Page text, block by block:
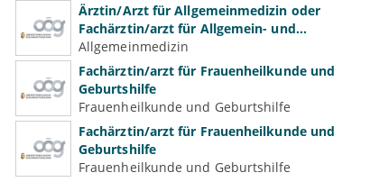
Ärztin/Arzt für Allgemeinmedizin oder
Fachärztin/arzt für Allgemein- und
Familienmedizin für Psychiatrie und
Psychotherapeutische Medizin
Allgemeinmedizin
Fachärztin/arzt für Frauenheilkunde und
Geburtshilfe
Frauenheilkunde und Geburtshilfe
Fachärztin/arzt für Frauenheilkunde und
Geburtshilfe
Frauenheilkunde und Geburtshilfe